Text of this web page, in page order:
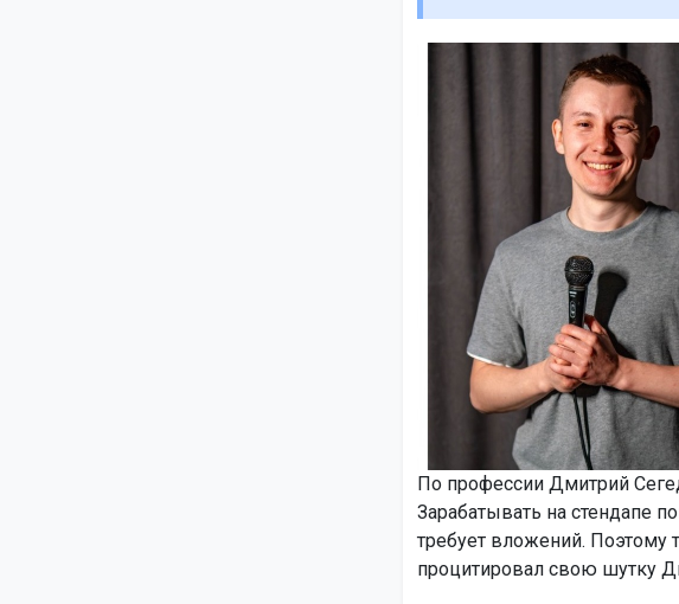
По профессии Дмитрий
Зарабатывать на стендапе
требует вложений. Поэтому
процитировал свою шутку